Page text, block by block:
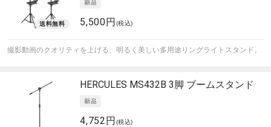
5,500円 (税込)
撮影動画のクオリティを上げる、明るく美しい多用途リングライトスタンド。
HERCULES MS432B 3脚 ブームスタンド
4,752円 (税込)